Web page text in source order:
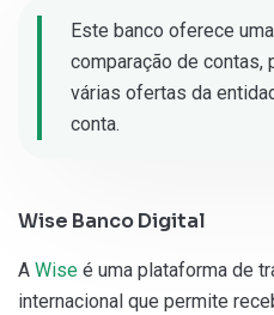
Este banco oferece
comparação de contas,
várias ofertas da
conta.
Wise Banco Digital
A Wise é uma plataforma de
internacional que permite